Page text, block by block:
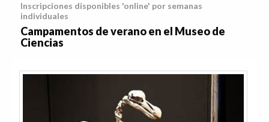
Inscripciones disponibles 'online' por semanas
individuales
Campamentos de verano en el Museo de
Ciencias